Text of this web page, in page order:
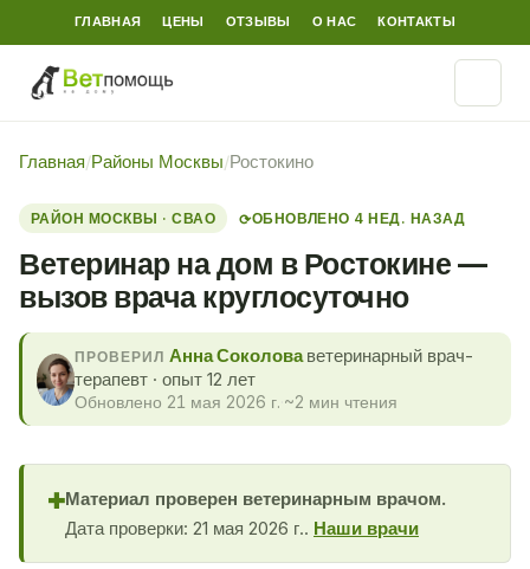
ГЛАВНАЯ ЦЕНЫ ОТЗЫВЫ О НАС КОНТАКТЫ
Главная/Районы Москвы/Ростокино
РАЙОН МОСКВЫ · СВАО ⟳ОБНОВЛЕНО 4 НЕД. НАЗАД
Ветеринар на дом в Ростокине —
вызов врача круглосуточно
ПРОВЕРИЛ Анна Соколоваветеринарный врач-
терапевт · опыт 12 лет
Обновлено 21 мая 2026 г. ~2 мин чтения
✚Материал проверен ветеринарным врачом.
Дата проверки: 21 мая 2026 г.. Наши врачи